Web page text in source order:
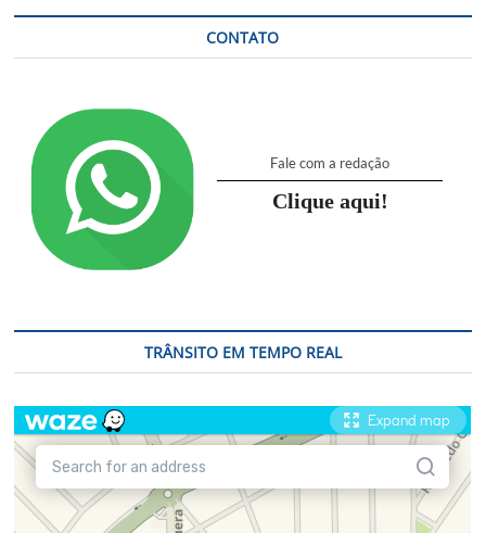
CONTATO
Fale com a redação
Clique aqui!
TRÂNSITO EM TEMPO REAL